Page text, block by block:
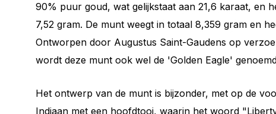
90% puur goud, wat gelijkstaat aan 21,6 karaat, en
7,52 gram. De munt weegt in totaal 8,359 gram en
Ontworpen door Augustus Saint-Gaudens op
wordt deze munt ook wel de 'Golden Eagle'
Het ontwerp van de munt is bijzonder, met op de
Indiaan met een hoofdtooi, waarin het woord